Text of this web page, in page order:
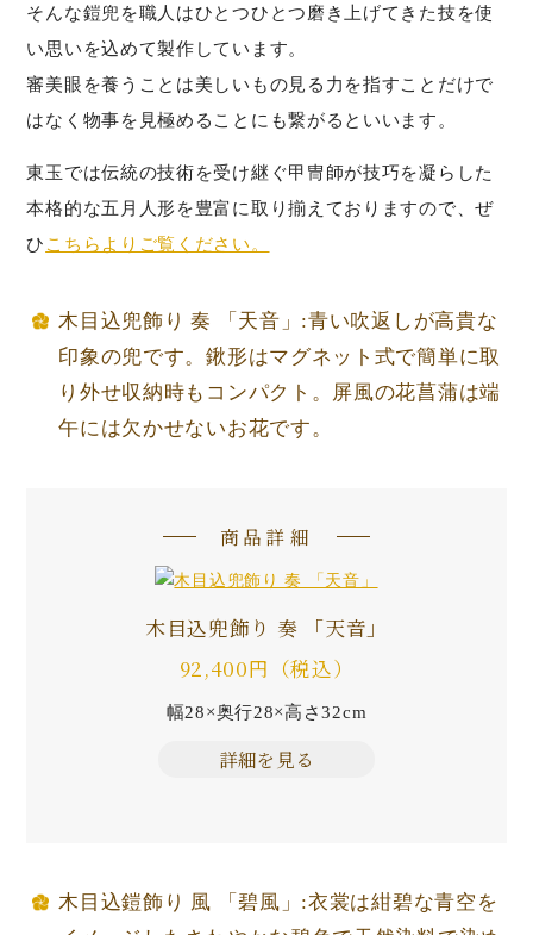
そんな鎧兜を職人はひとつひとつ磨き上げてきた技を使
い思いを込めて製作しています。
審美眼を養うことは美しいもの見る力を指すことだけで
はなく物事を見極めることにも繋がるといいます。
東玉では伝統の技術を受け継ぐ甲冑師が技巧を凝らした
本格的な五月人形を豊富に取り揃えておりますので、ぜ
ひ こちらよりご覧ください。
木目込兜飾り 奏 「天音」:青い吹返しが高貴な
印象の兜です。鍬形はマグネット式で簡単に取
り外せ収納時もコンパクト。屏風の花菖蒲は端
午には欠かせないお花です。
商品詳細
木目込兜飾り 奏 「天音」
92,400円（税込）
幅28×奥行28×高さ32cm
詳細を見る
木目込鎧飾り 風 「碧風」:衣裳は紺碧な青空を